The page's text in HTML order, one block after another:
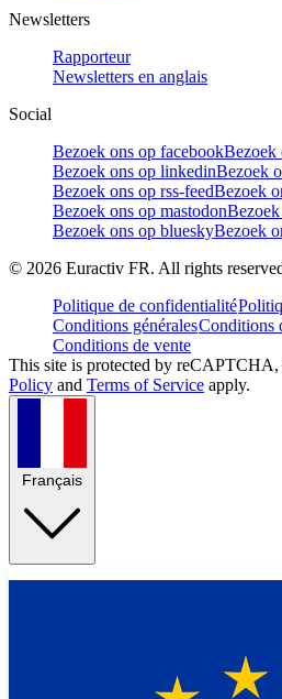
Newsletters
Rapporteur
Newsletters en anglais
Social
Bezoek ons op facebookBezoek
Bezoek ons op linkedinBezoek
Bezoek ons op rss-feedBezoek
Bezoek ons op mastodon
Bezoek ons op blueskyBezoek
© 2026 Euractiv FR. All rights
Politique de confidentialité
Conditions généralesConditions
Conditions de vente
This site is protected by reCAPTCHA,
Policy and Terms of Service apply.
Français